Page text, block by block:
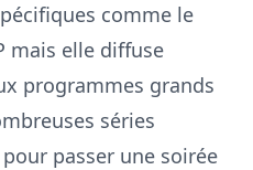
comme le
mais elle diffuse
programmes grands
séries
passer une soirée